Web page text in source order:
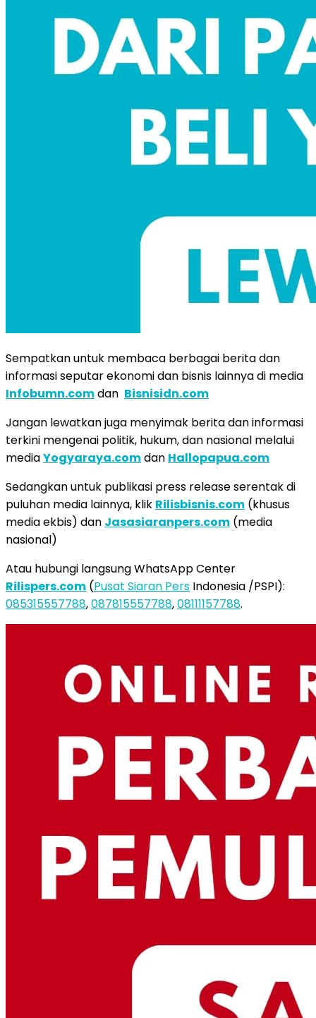
Sempatkan untuk membaca berbagai berita dan
informasi seputar ekonomi dan bisnis lainnya di media
Infobumn.comdan Bisnisidn.com
Jangan lewatkan juga menyimak berita dan informasi
terkini mengenai politik, hukum, dan nasional melalui
mediaYogyaraya.comdan Hallopapua.com
Sedangkan untuk publikasi press release serentak di
puluhan media lainnya, klik Rilisbisnis.com (khusus
media ekbis) dan Jasasiaranpers.com (media
nasional)
Atau hubungi langsung WhatsApp Center
Rilispers.com (Pusat Siaran Pers Indonesia /PSPI):
085315557788,087815557788,08111157788.